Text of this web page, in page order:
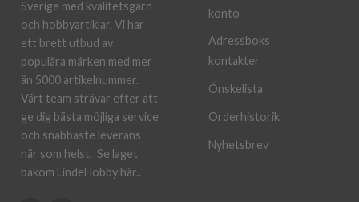
Sverige med kvalitetsgarn
och hobbyartiklar. Vi har
ett brett utbud av
populära märken med mer
än 5000 artikelnummer.
Vårt team strävar efter att
ge dig bästa möjliga service
och snabbaste leverans
när som helst. Se laget
bakom LindeHobby här..
konto
Adressboks
kontakter
Önskelista
Orderhistorik
Nyhetsbrev